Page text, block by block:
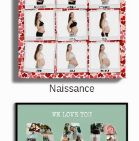
Naissance